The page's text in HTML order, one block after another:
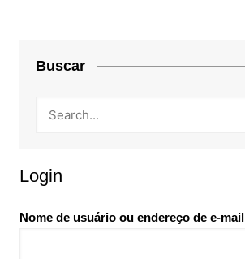
Buscar
Login
Nome de usuário ou endereço de e-mail